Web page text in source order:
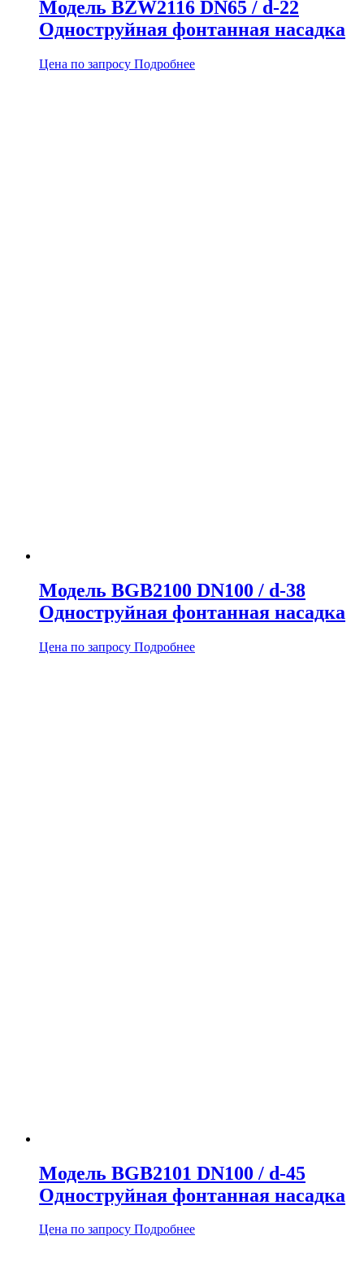
Модель BZW2116 DN65 / d-22
Одноструйная фонтанная насадка
Цена по запросу Подробнее
Модель BGB2100 DN100 / d-38
Одноструйная фонтанная насадка
Цена по запросу Подробнее
Модель BGB2101 DN100 / d-45
Одноструйная фонтанная насадка
Цена по запросу Подробнее